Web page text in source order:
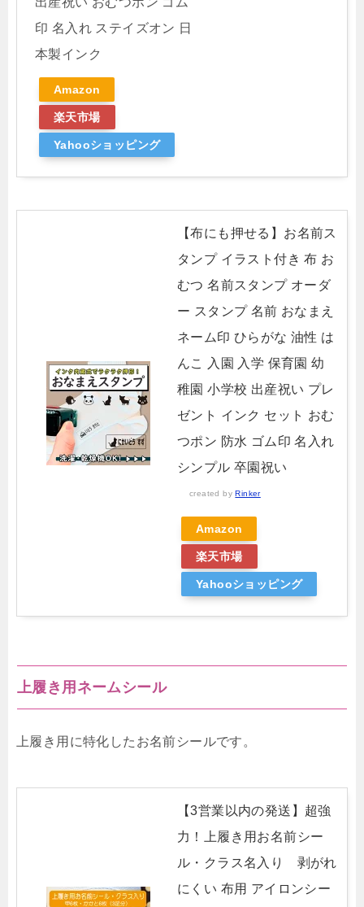
印 名入れ ステイズオン 日
本製インク
Amazon
楽天市場
Yahooショッピング
【布にも押せる】お名前ス
タンプ イラスト付き 布 お
むつ 名前スタンプ オーダ
ー スタンプ 名前 おなまえ
ネーム印 ひらがな 油性 は
んこ 入園 入学 保育園 幼
稚園 小学校 出産祝い プレ
ゼント インク セット おむ
つポン 防水 ゴム印 名入れ
シンプル 卒園祝い
created byRinker
Amazon
楽天市場
Yahooショッピング
上履き用ネームシール
上履き用に特化したお名前シールです。
【3営業以内の発送】超強
力！上履き用お名前シー
ル・クラス名入り 剥がれ
にくい 布用 アイロンシー